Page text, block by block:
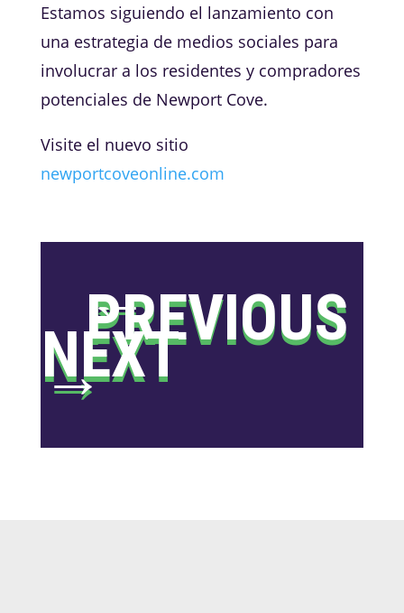
Estamos siguiendo el lanzamiento con
una estrategia de medios sociales para
involucrar a los residentes y compradores
potenciales de Newport Cove.
Visite el nuevo sitio
newportcoveonline.com
←
PREVIOUS
NEXT
→